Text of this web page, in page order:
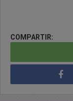
COMPARTIR: